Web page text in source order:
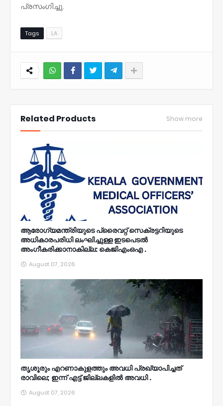
പ്രസംഗിച്ചു.
Tags LA
Related Products Show more
ആരോഗ്യമന്ത്രിയുടെ പ്രൈവറ്റ് സെക്രട്ടറിയുടെ
അധികാരപരിധി ലംഘിച്ചുള്ള ഇടപെടൽ
അംഗീകരിക്കാനാകില്ല: കെജിഎംഒഎ .
August 07, 2026
തൃശൂരും എറണാകുളത്തും അവധി പ്രഖ്യാപിച്ചത്
രാവിലെ; ഇന്ന് എട്ട് ജില്ലകളിൽ അവധി .
August 07, 2026